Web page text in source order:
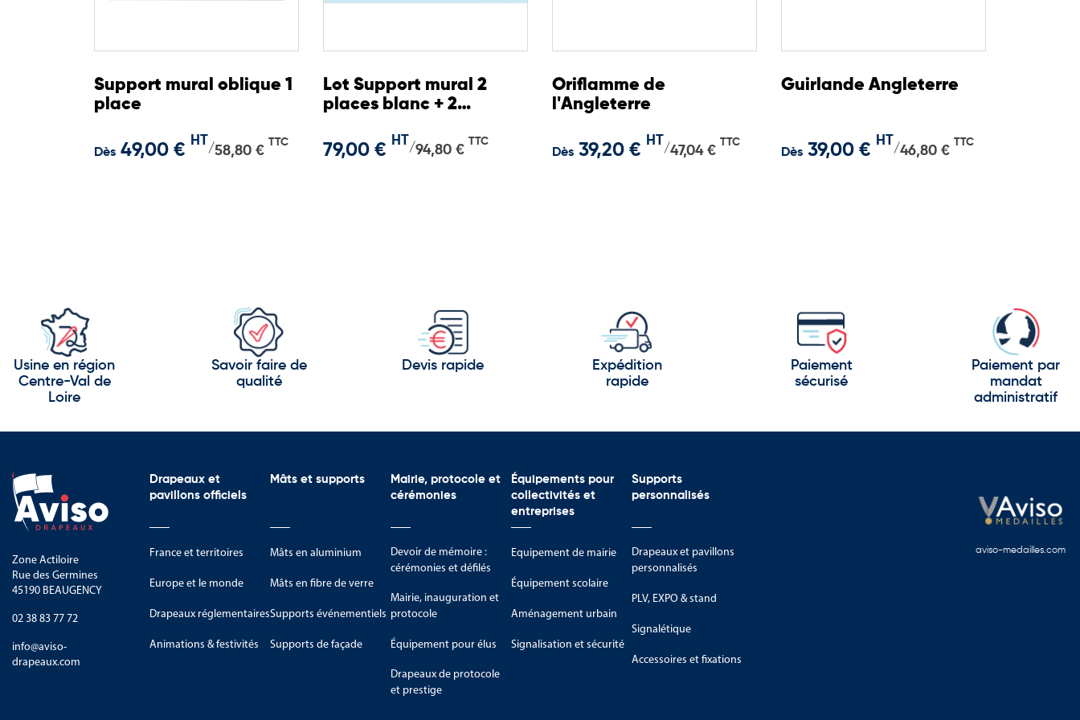
Support mural oblique 1
place
Dès 49,00 € HT
/58,80 €
TTC
Lot Support mural 2
places blanc + 2
40x60
79,00 € HT /94,80 €
TTC
Oriflamme de
l'Angleterre
Dès 39,20 € HT
/47,04 €
TTC
Guirlande Angleterre
Dès 39,00 € HT
/46,80 €
TTC
Usine en région
Centre-Val de
Loire
Savoir faire de
qualité
Devis rapide
Expédition
rapide
Paiement
sécurisé
Paiement par
mandat
administratif
Zone Actiloire
Rue des Germines
45190 BEAUGENCY
02 38 83 77 72
info@aviso-
drapeaux.com
Drapeaux et
pavillons officiels
France et territoires
Europe et le monde
Drapeaux réglementaires
Animations & festivités
Mâts et supports
Mâts en aluminium
Mâts en fibre de verre
Supports événementiels
Supports de façade
Mairie, protocole et
cérémonies
Devoir de mémoire :
cérémonies et défilés
Mairie, inauguration et
protocole
Équipement pour élus
Drapeaux de protocole
et prestige
Équipements pour
collectivités et
entreprises
Equipement de mairie
Équipement scolaire
Aménagement urbain
Signalisation et sécurité
Supports
personnalisés
Drapeaux et pavillons
personnalisés
PLV, EXPO & stand
Signalétique
Accessoires et fixations
aviso-medailles.com